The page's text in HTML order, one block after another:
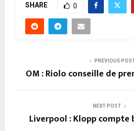
SHARE 0
PREVIOUS
OM : Riolo conseille de
NEXT POST
Liverpool : Klopp compte